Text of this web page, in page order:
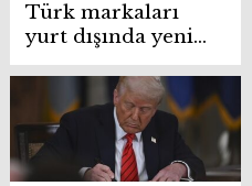
Türk markaları
yurt dışında yeni
pazarların